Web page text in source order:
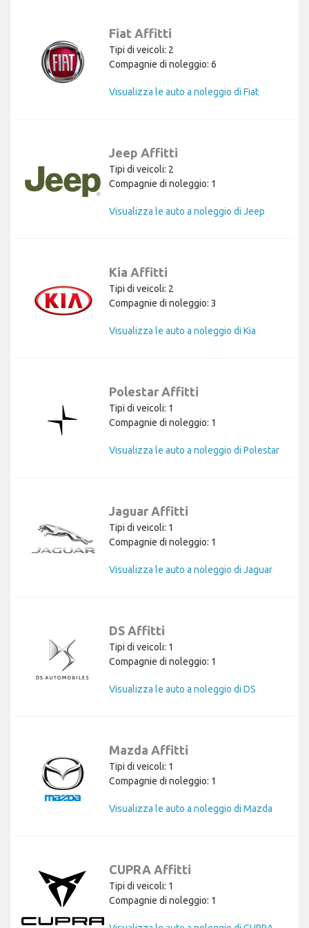
Fiat Affitti
Tipi di veicoli: 2
Compagnie di noleggio: 6
Visualizza le auto a noleggio di Fiat
Jeep Affitti
Tipi di veicoli: 2
Compagnie di noleggio: 1
Visualizza le auto a noleggio di Jeep
Kia Affitti
Tipi di veicoli: 2
Compagnie di noleggio: 3
Visualizza le auto a noleggio di Kia
Polestar Affitti
Tipi di veicoli: 1
Compagnie di noleggio: 1
Visualizza le auto a noleggio di Polestar
Jaguar Affitti
Tipi di veicoli: 1
Compagnie di noleggio: 1
Visualizza le auto a noleggio di Jaguar
DS Affitti
Tipi di veicoli: 1
Compagnie di noleggio: 1
Visualizza le auto a noleggio di DS
Mazda Affitti
Tipi di veicoli: 1
Compagnie di noleggio: 1
Visualizza le auto a noleggio di Mazda
CUPRA Affitti
Tipi di veicoli: 1
Compagnie di noleggio: 1